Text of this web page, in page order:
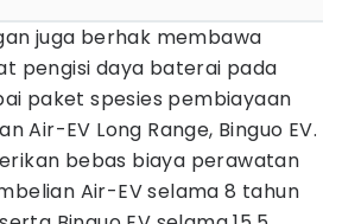
juga berhak membawa
pengisi daya baterai pada
paket spesies pembiayaan
Air-EV Long Range, Binguo EV.
bebas biaya perawatan
Air-EV selama 8 tahun